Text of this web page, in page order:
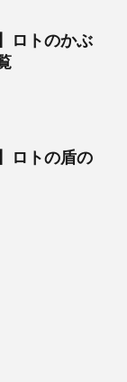
ロトのかぶ
ロトの盾の